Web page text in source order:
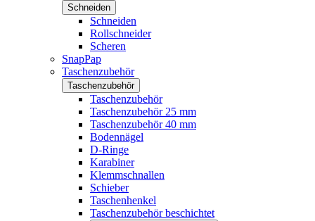
Schneiden
Schneiden
Rollschneider
Scheren
SnapPap
Taschenzubehör
Taschenzubehör
Taschenzubehör
Taschenzubehör 25 mm
Taschenzubehör 40 mm
Bodennägel
D-Ringe
Karabiner
Klemmschnallen
Schieber
Taschenhenkel
Taschenzubehör beschichtet